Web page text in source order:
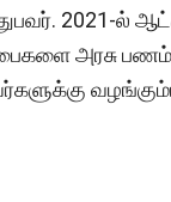
2021-ல்
பைகளை அரசு